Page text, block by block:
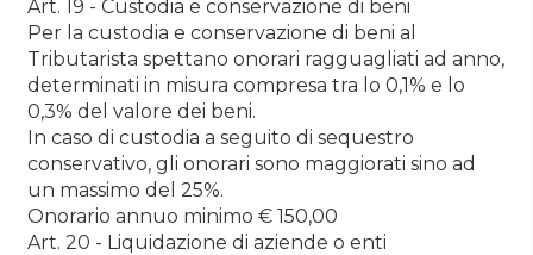
Art. 19 - Custodia e conservazione di beni
Per la custodia e conservazione di beni al
Tributarista spettano onorari ragguagliati ad anno,
determinati in misura compresa tra lo 0,1% e lo
0,3% del valore dei beni.
In caso di custodia a seguito di sequestro
conservativo, gli onorari sono maggiorati sino ad
un massimo del 25%.
Onorario annuo minimo € 150,00
Art. 20 - Liquidazione di aziende o enti